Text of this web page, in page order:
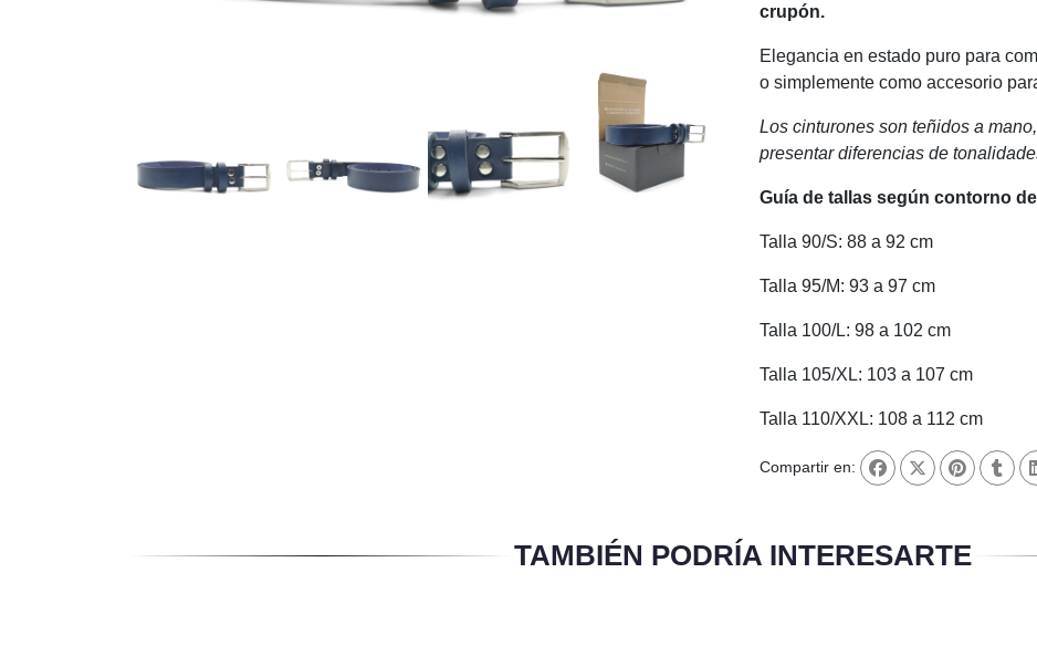
crupón.
Elegancia en estado puro para
o simplemente como accesorio
Los cinturones son teñidos a
presentar diferencias de
Guía de tallas según contorno
Talla 90/S: 88 a 92 cm
Talla 95/M: 93 a 97 cm
Talla 100/L: 98 a 102 cm
Talla 105/XL: 103 a 107 cm
Talla 110/XXL: 108 a 112 cm
Compartir en:
TAMBIÉN PODRÍA INTERESARTE